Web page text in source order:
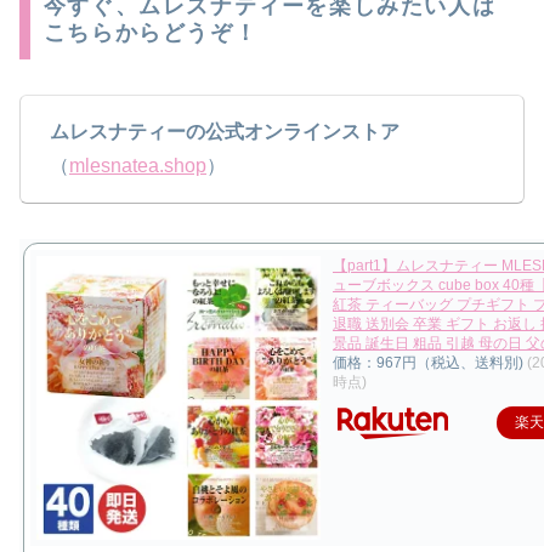
今すぐ、ムレスナティーを楽しみたい人は
こちらからどうぞ！
ムレスナティーの公式オンラインストア
（mlesnatea.shop）
【part1】ムレスナティー
ューブボックス cube box 40種
紅茶 ティーバッグ プチギフト
退職 送別会 卒業 ギフト お返し
景品 誕生日 粗品 引越 母の日 父
価格：967円（税込、送料別)
時点)
楽